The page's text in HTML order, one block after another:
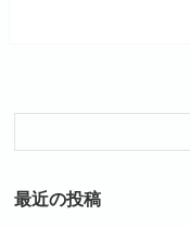
最近の投稿